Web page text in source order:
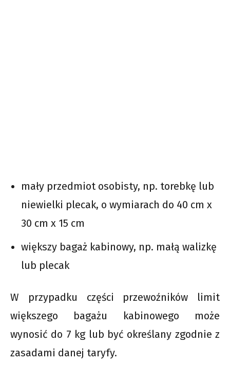
mały przedmiot osobisty, np. torebkę lub
niewielki plecak, o wymiarach do 40 cm x
30 cm x 15 cm
większy bagaż kabinowy, np. małą walizkę
lub plecak
W przypadku części przewoźników limit
większego bagażu kabinowego może
wynosić do 7 kg lub być określany zgodnie z
zasadami danej taryfy.